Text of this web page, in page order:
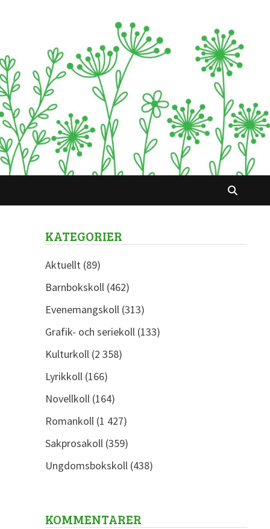
KATEGORIER
Aktuellt(89)
Barnbokskoll(462)
Evenemangskoll(313)
Grafik- och seriekoll(133)
Kulturkoll(2 358)
Lyrikkoll(166)
Novellkoll(164)
Romankoll(1 427)
Sakprosakoll(359)
Ungdomsbokskoll(438)
KOMMENTARER